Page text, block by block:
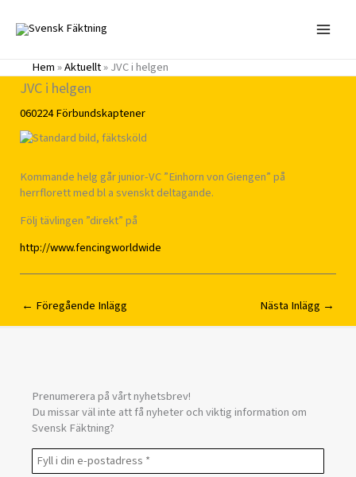
innehåll
Hem»Aktuellt»JVC i helgen
JVC i helgen
060224Förbundskaptener
Kommande helg går junior-VC ”Einhorn von Giengen” på
herrflorett med bl a svenskt deltagande.
Följ tävlingen ”direkt” på
http://www.fencingworldwide
← Föregående Inlägg Nästa Inlägg →
Prenumerera på vårt nyhetsbrev!
Du missar väl inte att få nyheter och viktig information om
Svensk Fäktning?